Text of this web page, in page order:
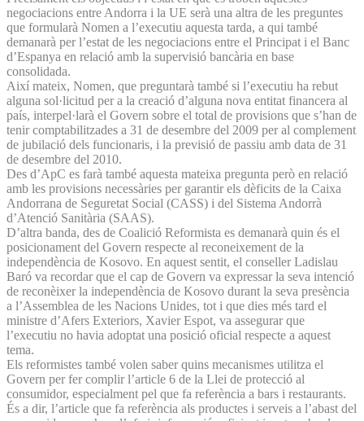
negociacions entre Andorra i la UE serà una altra de les preguntes
que formularà Nomen a l’executiu aquesta tarda, a qui també
demanarà per l’estat de les negociacions entre el Principat i el Banc
d’Espanya en relació amb la supervisió bancària en base
consolidada.
Així mateix, Nomen, que preguntarà també si l’executiu ha rebut
alguna sol·licitud per a la creació d’alguna nova entitat financera al
país, interpel·larà el Govern sobre el total de provisions que s’han de
tenir comptabilitzades a 31 de desembre del 2009 per al complement
de jubilació dels funcionaris, i la previsió de passiu amb data de 31
de desembre del 2010.
Des d’ApC es farà també aquesta mateixa pregunta però en relació
amb les provisions necessàries per garantir els dèficits de la Caixa
Andorrana de Seguretat Social (CASS) i del Sistema Andorrà
d’Atenció Sanitària (SAAS).
D’altra banda, des de Coalició Reformista es demanarà quin és el
posicionament del Govern respecte al reconeixement de la
independència de Kosovo. En aquest sentit, el conseller Ladislau
Baró va recordar que el cap de Govern va expressar la seva intenció
de reconèixer la independència de Kosovo durant la seva presència
a l’Assemblea de les Nacions Unides, tot i que dies més tard el
ministre d’Afers Exteriors, Xavier Espot, va assegurar que
l’executiu no havia adoptat una posició oficial respecte a aquest
tema.
Els reformistes també volen saber quins mecanismes utilitza el
Govern per fer complir l’article 6 de la Llei de protecció al
consumidor, especialment pel que fa referència a bars i restaurants.
És a dir, l’article que fa referència als productes i serveis a l’abast del